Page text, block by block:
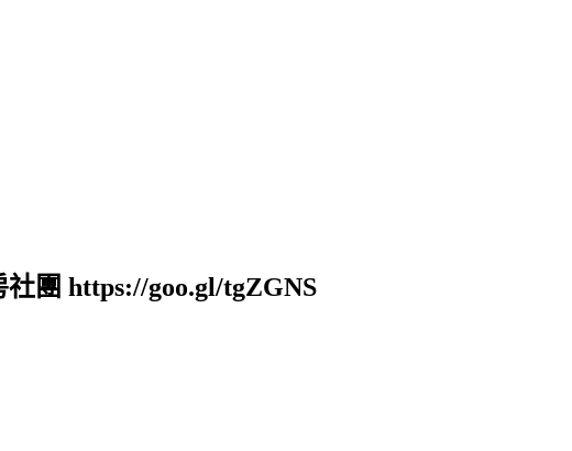
團 https://goo.gl/tgZGNS